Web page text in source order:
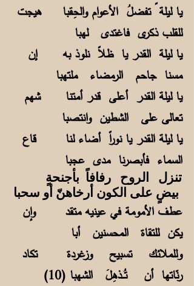
يا ليلة ً تفضلُ الأعوام والحِقبا هيجت
للقلب ذكرى فاغتدى لهبا
يا ليلة القدر يا ظلاً نلوذ به إن
مسنا جاحم الرمضاء ملتهبا
يا ليلة القدر أعلى قدر أمتنا شهم
تعالى على الشطين وانتصبا
يا ليلة القدر يا نوراً أضاء لنا قاع
السماء فأبصرنا مدى عجبا
تنزل الروح رفافاً بأجنحةٍ
بيضٍ على الكون أرخاهنّ أو سحبا
عطف الأمومة في عينيه متقد وإن
يكن للتقاة المحسنين أبا
وللملائك تسبيح وزغردة تكاد
رنّاتها أن تُــذهِلَ الشهبا (10)